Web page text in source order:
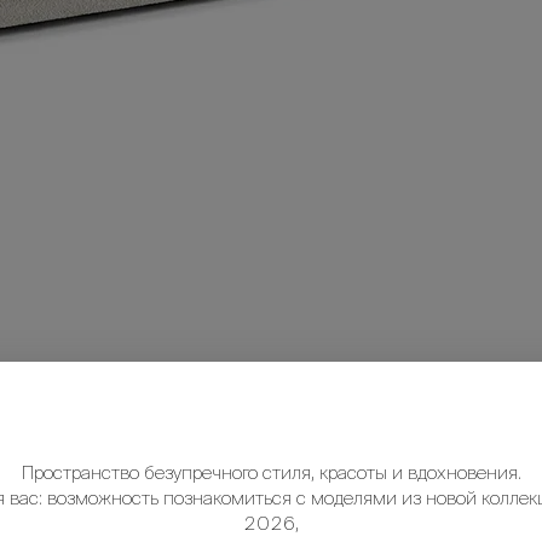
Пространство безупречного стиля, красоты и вдохновения.
вас: возможность познакомиться с моделями из новой
2026,